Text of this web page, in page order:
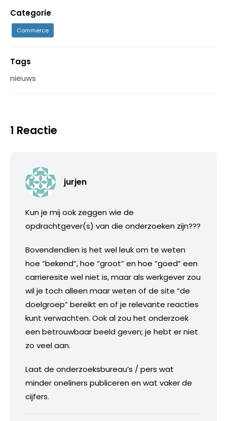
Categorie
Commerce
Tags
nieuws
1 Reactie
jurjen
Kun je mij ook zeggen wie de
opdrachtgever(s) van die onderzoeken zijn???
Bovendendien is het wel leuk om te weten
hoe “bekend”, hoe “groot” en hoe “goed” een
carrieresite wel niet is, maar als werkgever zou
wil je toch alleen maar weten of de site “de
doelgroep” bereikt en of je relevante reacties
kunt verwachten. Ook al zou het onderzoek
een betrouwbaar beeld geven; je hebt er niet
zo veel aan.
Laat de onderzoeksbureau’s / pers wat
minder oneliners publiceren en wat vaker de
cijfers.